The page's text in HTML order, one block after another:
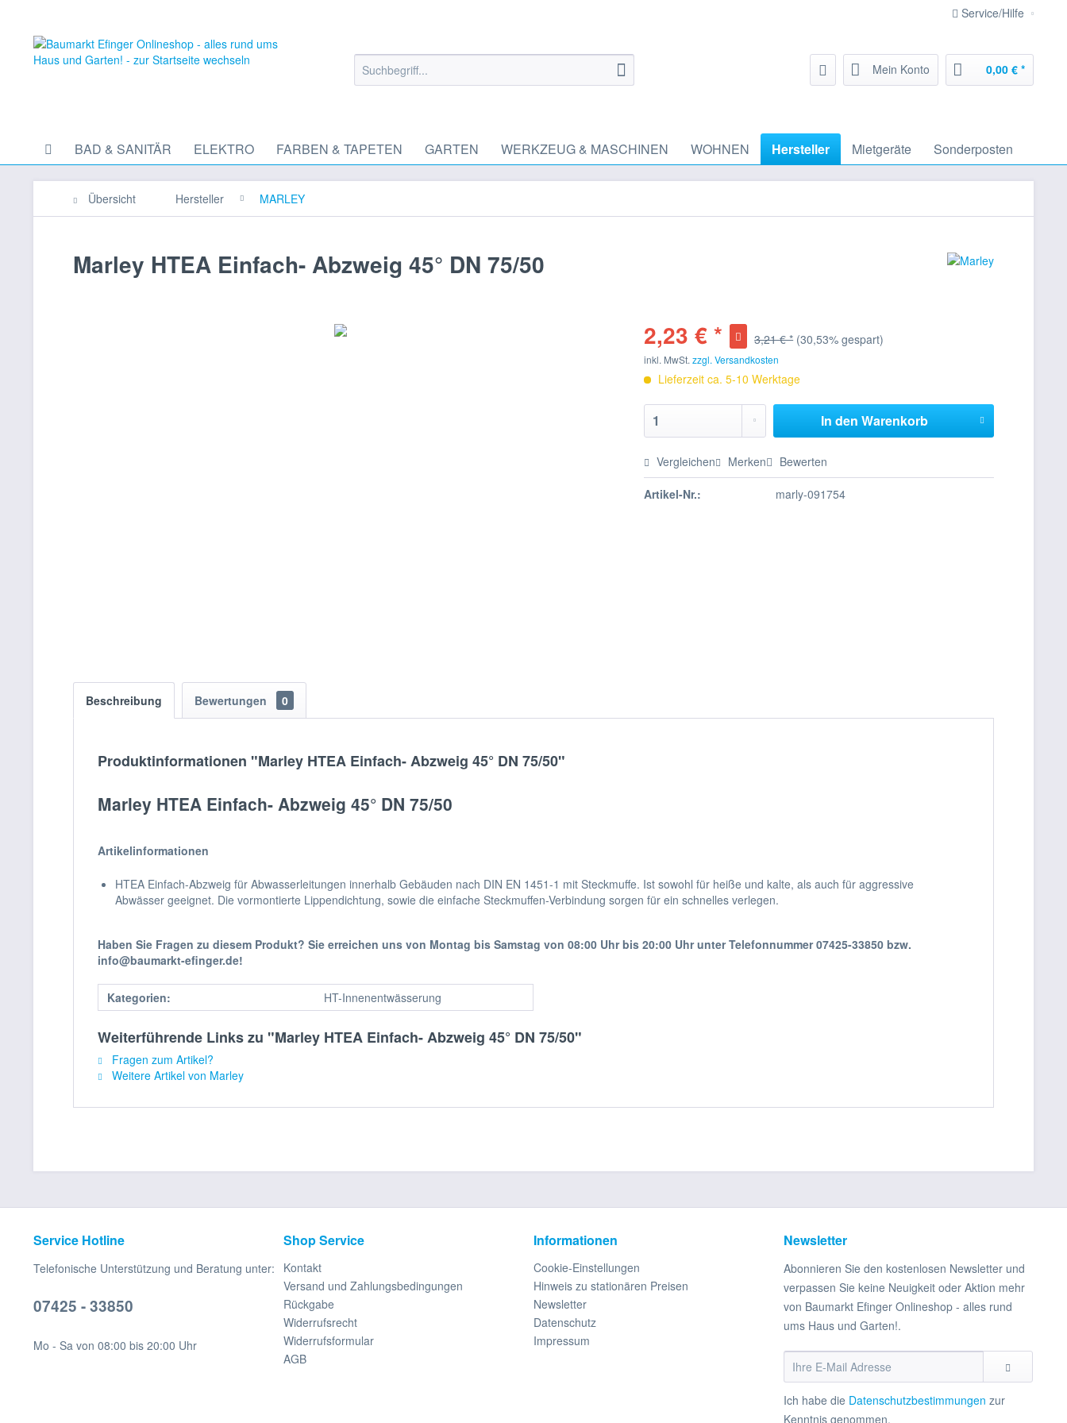
Service/Hilfe
Mein Konto 0,00 € *
BAD & SANITÄR ELEKTRO FARBEN & TAPETEN GARTEN WERKZEUG & MASCHINEN WOHNEN Hersteller Mietgeräte Sonderposten
Übersicht Hersteller MARLEY
Marley HTEA Einfach- Abzweig 45° DN 75/50
2,23 € * 3,21 € * (30,53% gespart)
inkl. MwSt.zzgl. Versandkosten
Lieferzeit ca. 5-10 Werktage
In den Warenkorb
Vergleichen Merken Bewerten
Artikel-Nr.: marly-091754
Beschreibung Bewertungen 0
Produktinformationen "Marley HTEA Einfach- Abzweig 45° DN 75/50"
Marley HTEA Einfach- Abzweig 45° DN 75/50
Artikelinformationen
HTEA Einfach-Abzweig für Abwasserleitungen innerhalb Gebäuden nach DIN EN 1451-1 mit Steckmuffe. Ist sowohl für heiße und kalte, als auch für aggressive
Abwässer geeignet. Die vormontierte Lippendichtung, sowie die einfache Steckmuffen-Verbindung sorgen für ein schnelles verlegen.
Haben Sie Fragen zu diesem Produkt? Sie erreichen uns von Montag bis Samstag von 08:00 Uhr bis 20:00 Uhr unter Telefonnummer 07425-33850 bzw.
info@baumarkt-efinger.de!
Kategorien: HT-Innenentwässerung
Weiterführende Links zu "Marley HTEA Einfach- Abzweig 45° DN 75/50"
Fragen zum Artikel?
Weitere Artikel von Marley
Service Hotline
Telefonische Unterstützung und Beratung unter:
07425 - 33850
Mo - Sa von 08:00 bis 20:00 Uhr
Shop Service
Kontakt
Versand und Zahlungsbedingungen
Rückgabe
Widerrufsrecht
Widerrufsformular
AGB
Informationen
Cookie-Einstellungen
Hinweis zu stationären Preisen
Newsletter
Datenschutz
Impressum
Newsletter
Abonnieren Sie den kostenlosen Newsletter und
verpassen Sie keine Neuigkeit oder Aktion mehr
von Baumarkt Efinger Onlineshop - alles rund
ums Haus und Garten!.
Ich habe die Datenschutzbestimmungen zur
Kenntnis genommen.